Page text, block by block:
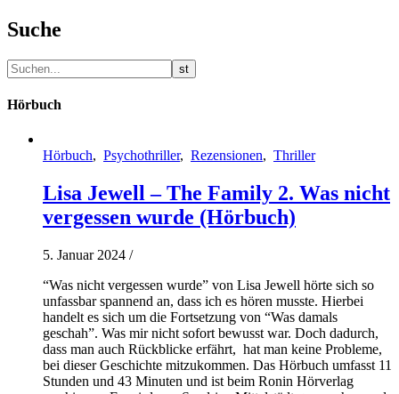
Suche
Hörbuch
Hörbuch, Psychothriller, Rezensionen, Thriller
Lisa Jewell – The Family 2. Was nicht
vergessen wurde (Hörbuch)
5. Januar 2024 /
“Was nicht vergessen wurde” von Lisa Jewell hörte sich so
unfassbar spannend an, dass ich es hören musste. Hierbei
handelt es sich um die Fortsetzung von “Was damals
geschah”. Was mir nicht sofort bewusst war. Doch dadurch,
dass man auch Rückblicke erfährt, hat man keine Probleme,
bei dieser Geschichte mitzukommen. Das Hörbuch umfasst 11
Stunden und 43 Minuten und ist beim Ronin Hörverlag